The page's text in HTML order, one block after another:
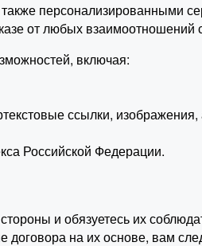
персонализированными
от любых взаимоотношений
включая:
ссылки,
Российской Федерации.
и обязуетесь их
на их основе, вам